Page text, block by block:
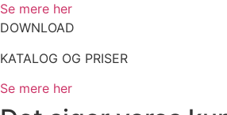
Se mere her
DOWNLOAD
KATALOG OG PRISER
Se mere her